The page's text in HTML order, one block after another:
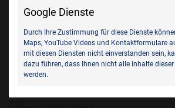
Mit einem weiteren Klick auf
das System das Ergebnis an und schon
Kalkulation für Ihren Kunden.
Google Dienste
Durch Ihre Zustimmung für diese Dienste
Maps, YouTube Videos und Kontaktformulare
mit diesen Diensten nicht einverstanden sein,
dazu führen, dass Ihnen nicht alle Inhalte
werden.